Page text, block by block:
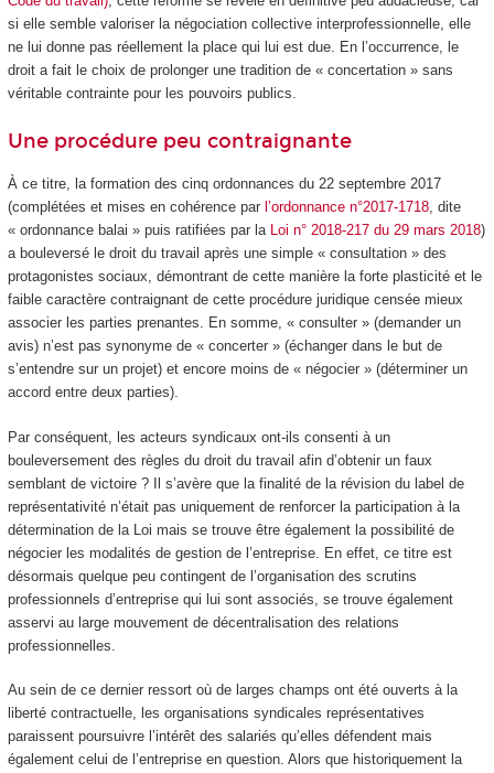
si elle semble valoriser la négociation collective interprofessionnelle, elle
ne lui donne pas réellement la place qui lui est due. En l’occurrence, le
droit a fait le choix de prolonger une tradition de « concertation » sans
véritable contrainte pour les pouvoirs publics.
Une procédure peu contraignante
À ce titre, la formation des cinq ordonnances du 22 septembre 2017
(complétées et mises en cohérence par l’ordonnance n°2017-1718, dite
« ordonnance balai » puis ratifiées par la Loi n° 2018-217 du 29 mars 2018)
a bouleversé le droit du travail après une simple « consultation » des
protagonistes sociaux, démontrant de cette manière la forte plasticité et le
faible caractère contraignant de cette procédure juridique censée mieux
associer les parties prenantes. En somme, « consulter » (demander un
avis) n’est pas synonyme de « concerter » (échanger dans le but de
s’entendre sur un projet) et encore moins de « négocier » (déterminer un
accord entre deux parties).
Par conséquent, les acteurs syndicaux ont-ils consenti à un
bouleversement des règles du droit du travail afin d’obtenir un faux
semblant de victoire ? Il s’avère que la finalité de la révision du label de
représentativité n’était pas uniquement de renforcer la participation à la
détermination de la Loi mais se trouve être également la possibilité de
négocier les modalités de gestion de l’entreprise. En effet, ce titre est
désormais quelque peu contingent de l’organisation des scrutins
professionnels d’entreprise qui lui sont associés, se trouve également
asservi au large mouvement de décentralisation des relations
professionnelles.
Au sein de ce dernier ressort où de larges champs ont été ouverts à la
liberté contractuelle, les organisations syndicales représentatives
paraissent poursuivre l’intérêt des salariés qu’elles défendent mais
également celui de l’entreprise en question. Alors que historiquement la